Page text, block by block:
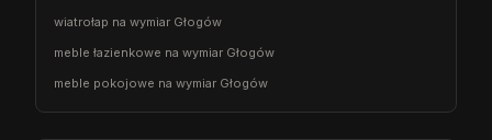
wiatrołap na wymiar Głogów
meble łazienkowe na wymiar Głogów
meble pokojowe na wymiar Głogów